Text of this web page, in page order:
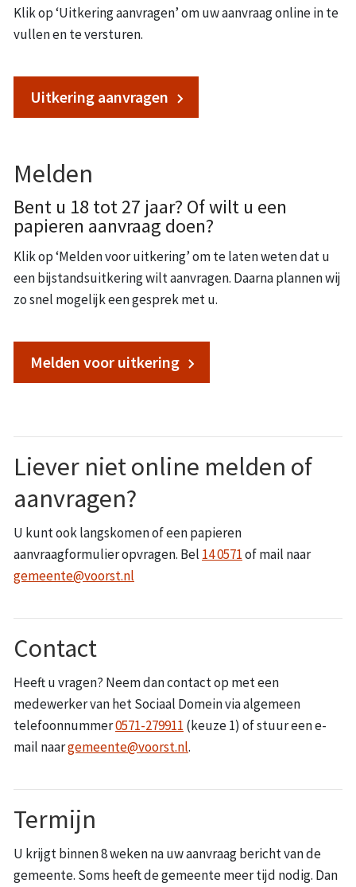
Klik op ‘Uitkering aanvragen’ om uw aanvraag online in te
vullen en te versturen.
Uitkering aanvragen
Melden
Bent u 18 tot 27 jaar? Of wilt u een
papieren aanvraag doen?
Klik op ‘Melden voor uitkering’ om te laten weten dat u
een bijstandsuitkering wilt aanvragen. Daarna plannen wij
zo snel mogelijk een gesprek met u.
Melden voor uitkering
Liever niet online melden of
aanvragen?
U kunt ook langskomen of een papieren
aanvraagformulier opvragen. Bel 14 0571of mail naar
gemeente@voorst.nl
Contact
Heeft u vragen? Neem dan contact op met een
medewerker van het Sociaal Domein via algemeen
telefoonnummer0571-279911 (keuze 1) of stuur een e-
mail naargemeente@voorst.nl.
Termijn
U krijgt binnen 8 weken na uw aanvraag bericht van de
gemeente. Soms heeft de gemeente meer tijd nodig. Dan